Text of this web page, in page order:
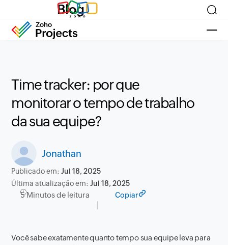
Blog
Time tracker: por que
monitorar o tempo de trabalho
da sua equipe?
Jonathan
Publicado em:Jul 18, 2025
Última atualização em:Jul 18, 2025
5 Minutos de leitura Copiar
Você sabe exatamente quanto tempo sua equipe leva para